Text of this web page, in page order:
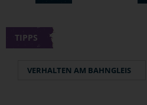
TIPPS
VERHALTEN AM BAHNGLEIS